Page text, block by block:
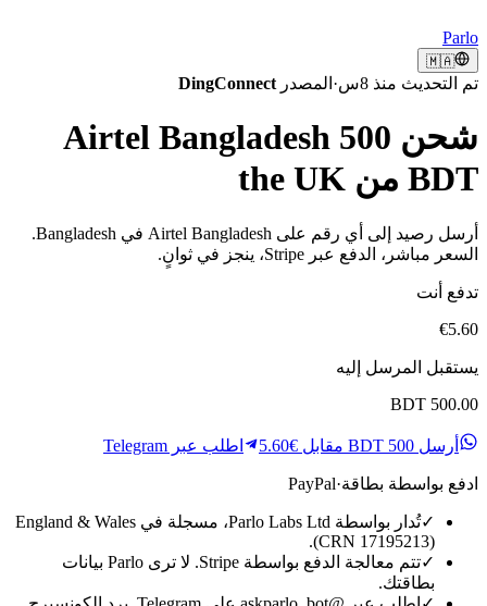
Parlo
🇲🇦
تم التحديث منذ 8س · المصدر DingConnect
شحن Airtel Bangladesh 500
BDT من the UK
أرسل رصيد إلى أي رقم على Airtel Bangladesh في Bangladesh.
السعر مباشر، الدفع عبر Stripe، ينجز في ثوانٍ.
تدفع أنت
€5.60
يستقبل المرسل إليه
BDT 500.00
أرسل 500 BDT مقابل €5.60 اطلب عبر Telegram
ادفع بواسطة بطاقة·
PayPal
✓
تُدار بواسطة Parlo Labs Ltd، مسجلة في England & Wales
(CRN 17195213).
✓
تتم معالجة الدفع بواسطة Stripe. لا ترى Parlo بيانات
بطاقتك.